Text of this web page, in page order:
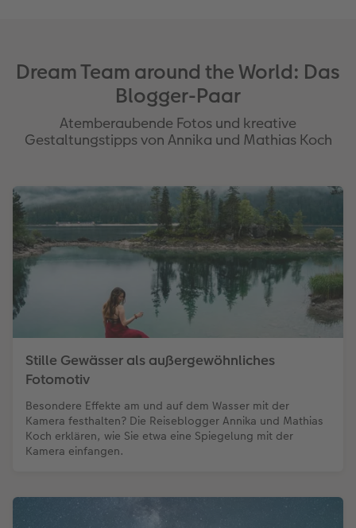
Dream Team around the World: Das
Blogger-Paar
Atemberaubende Fotos und kreative
Gestaltungstipps von Annika und Mathias Koch
Stille Gewässer als außergewöhnliches
Fotomotiv
Besondere Effekte am und auf dem Wasser mit der
Kamera festhalten? Die Reiseblogger Annika und Mathias
Koch erklären, wie Sie etwa eine Spiegelung mit der
Kamera einfangen.